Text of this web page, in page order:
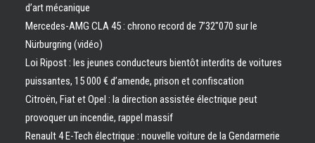
d’art mécanique
Mercedes-AMG CLA 45 : chrono record de 7’32″070 sur le
Nürburgring (vidéo)
Loi Ripost : les jeunes conducteurs bientôt interdits de voitures
puissantes, 15 000 € d’amende, prison et confiscation
Citroën, Fiat et Opel : la direction assistée électrique peut
provoquer un incendie, rappel massif
Renault 4 E-Tech électrique : nouvelle voiture de la Gendarmerie